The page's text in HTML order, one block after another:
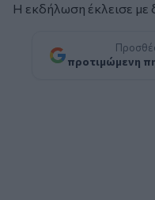
Η εκδήλωση έκλεισε με
προτιμώμενη